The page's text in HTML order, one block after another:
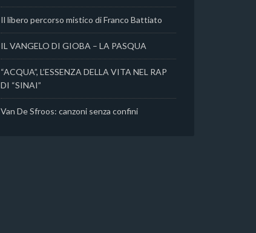
Il libero percorso mistico di Franco Battiato
IL VANGELO DI GIOBA – LA PASQUA
“ACQUA”, L’ESSENZA DELLA VITA NEL RAP
DI “SINAI”
Van De Sfroos: canzoni senza confini